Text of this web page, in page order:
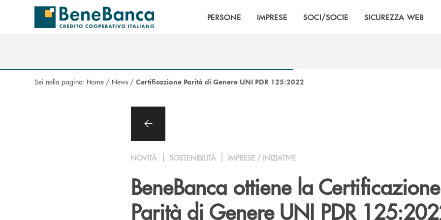
Salta al contenuto principale
PERSONE IMPRESE SOCI/SOCIE SICUREZZA WEB
Sei nella pagina: Home / News / Certificazione Parità di Genere UNI PDR 125:2022
NOVITÀ SOSTENIBILITÀ IMPRESE / INIZIATIVE
BeneBanca ottiene la
Parità di Genere UNI PDR